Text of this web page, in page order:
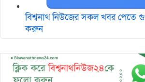
বিশ্বনাথ নিউজের সকল খবর পেতে
করুন